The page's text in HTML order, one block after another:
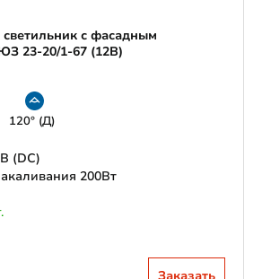
с фасадным
23-20/1-67 (12В)
120° (Д)
(DС)
200Вт